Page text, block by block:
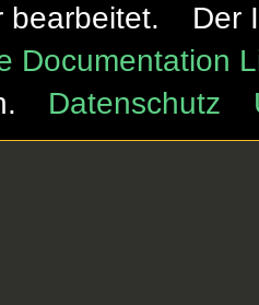
bearbeitet.
Der
Documentation
Datenschutz